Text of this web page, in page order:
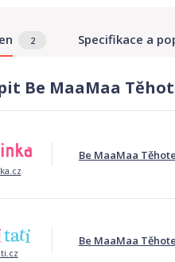
2 Specifikace a
Be MaaMaa
Be MaaMaa
Be MaaMaa